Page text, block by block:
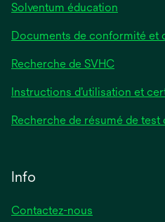
Solventum éducation
Documents de conformité et
Recherche de SVHC
Instructions d’utilisation et
Recherche de résumé de test
Info
Contactez-nous